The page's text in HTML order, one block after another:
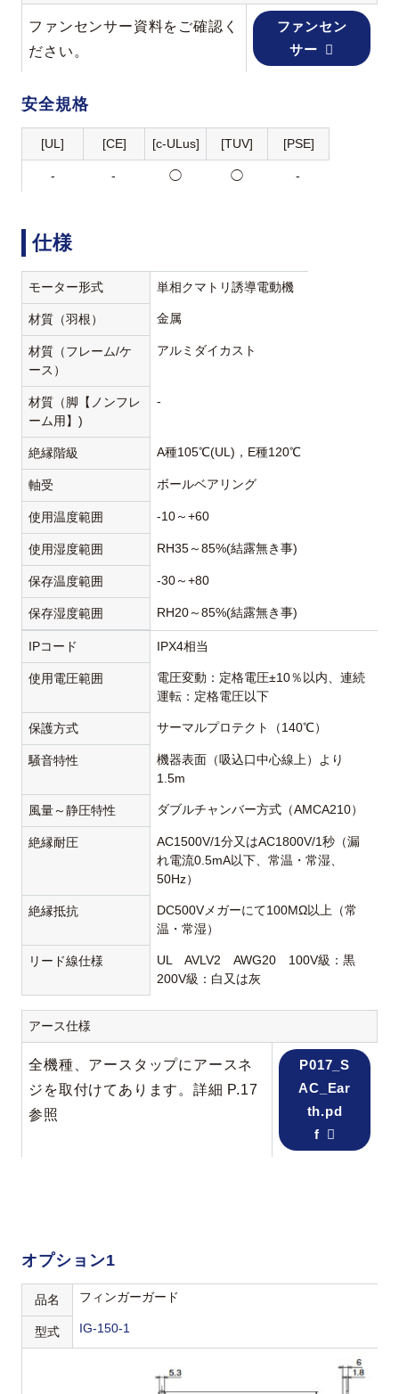
ファンセンサー資料をご確認く
ださい。
ファンセン
サー
安全規格
[UL] [CE] [c-ULus] [TUV] [PSE]
- - ◯ ◯ -
仕様
モーター形式 単相クマトリ誘導電動機
材質（羽根） 金属
材質（フレーム/ケ
ース）
アルミダイカスト
材質（脚【ノンフレ
ーム用】)
-
絶縁階級 A種105℃(UL)，E種120℃
軸受 ボールベアリング
使用温度範囲 -10～+60
使用湿度範囲 RH35～85%(結露無き事)
保存温度範囲 -30～+80
保存湿度範囲 RH20～85%(結露無き事)
IPコード IPX4相当
使用電圧範囲
電圧変動：定格電圧±10％以内、連続
運転：定格電圧以下
保護方式 サーマルプロテクト（140℃）
騒音特性
機器表面（吸込口中心線上）より
1.5m
風量～静圧特性 ダブルチャンバー方式（AMCA210）
絶縁耐圧
AC1500V/1分又はAC1800V/1秒（漏
れ電流0.5mA以下、常温・常湿、
50Hz）
絶縁抵抗
DC500Vメガーにて100MΩ以上（常
温・常湿）
リード線仕様
UL AVLV2 AWG20 100V級：黒
200V級：白又は灰
アース仕様
全機種、アースタップにアースネ
ジを取付けてあります。詳細 P.17
参照
P017_S
AC_Ear
th.pd
f
オプション1
品名 フィンガーガード
型式 IG-150-1